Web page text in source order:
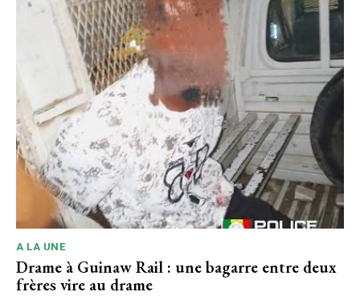
A LA UNE
Drame à Guinaw Rail : une bagarre entre deux
frères vire au drame